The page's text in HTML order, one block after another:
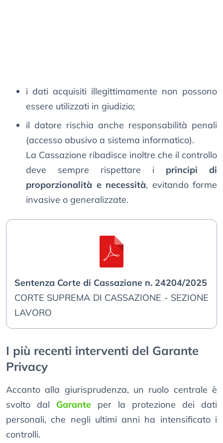
i dati acquisiti illegittimamente non possono
essere utilizzati in giudizio;
il datore rischia anche responsabilità penali
(accesso abusivo a sistema informatico).
La Cassazione ribadisce inoltre che il controllo
deve sempre rispettare i principi di
proporzionalità e necessità, evitando forme
invasive o generalizzate.
Sentenza Corte di Cassazione n. 24204/2025
CORTE SUPREMA DI CASSAZIONE - SEZIONE
LAVORO
I più recenti interventi del Garante
Privacy
Accanto alla giurisprudenza, un ruolo centrale è
svolto dal Garante per la protezione dei dati
personali, che negli ultimi anni ha intensificato i
controlli.